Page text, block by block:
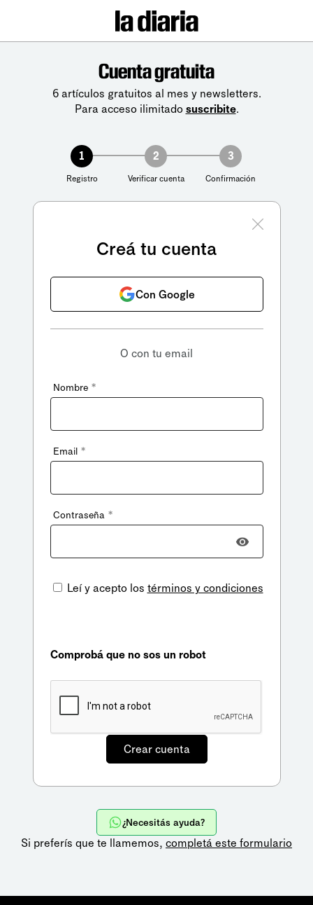
Cuenta gratuita
6 artículos gratuitos al mes y newsletters.
Para acceso ilimitado suscribite.
1
Registro
2
Verificar cuenta
3
Confirmación
Creá tu cuenta
Con Google
O con tu email
Nombre *
Email *
Contraseña *
Leí y acepto los términos y condiciones
Comprobá que no sos un robot
¿Necesitás ayuda?
Si preferís que te llamemos, completá este formulario